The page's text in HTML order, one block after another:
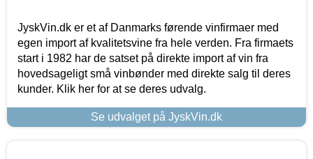
JyskVin.dk er et af Danmarks førende vinfirmaer med
egen import af kvalitetsvine fra hele verden. Fra firmaets
start i 1982 har de satset på direkte import af vin fra
hovedsageligt små vinbønder med direkte salg til deres
kunder. Klik her for at se deres udvalg.
Se udvalget på JyskVin.dk